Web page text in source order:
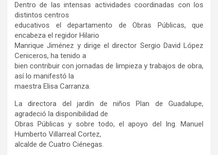
Dentro de las intensas actividades coordinadas con los
distintos centros
educativos el departamento de Obras Públicas, que
encabeza el regidor Hilario
Manrique Jiménez y dirige el director Sergio David López
Ceniceros, ha tenido a
bien contribuir con jornadas de limpieza y trabajos de obra,
así lo manifestó la
maestra Elisa Carranza.
La directora del jardín de niños Plan de Guadalupe,
agradeció la disponibilidad de
Obras Públicas y sobre todo, el apoyo del Ing. Manuel
Humberto Villarreal Cortez,
alcalde de Cuatro Ciénegas.